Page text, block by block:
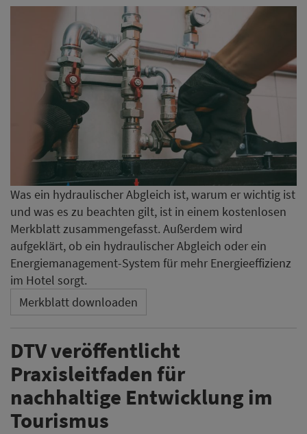
Was ein hydraulischer Abgleich ist, warum er wichtig ist
und was es zu beachten gilt, ist in einem kostenlosen
Merkblatt zusammengefasst. Außerdem wird
aufgeklärt, ob ein hydraulischer Abgleich oder ein
Energiemanagement-System für mehr Energieeffizienz
im Hotel sorgt.
Merkblatt downloaden
DTV veröffentlicht
Praxisleitfaden für
nachhaltige Entwicklung im
Tourismus